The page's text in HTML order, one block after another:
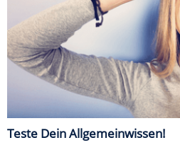
Teste Dein Allgemeinwissen!